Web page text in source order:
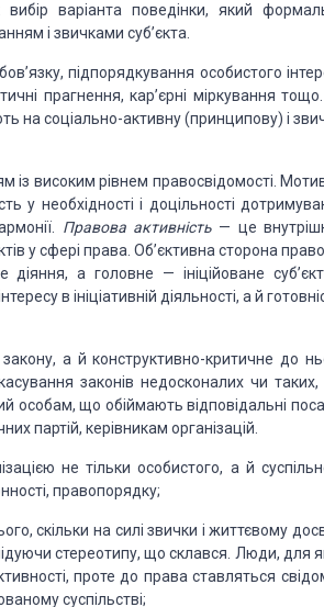
вибір варіанта поведінки, який фор­
і звичками суб’єкта.
підпорядкування особисто­го
прагнення, кар’єрні міркування
на соціально-активну (принципову) і
із високим рівнем правосвідомос­ті.
у необхідності і доцільнос­ті
Правоваактив­ність — це
у сфе­рі права. Об’єктивна сторона
діяння, а головне —ініційоване
в ініціативній діяльності, а й
а й конструктивно-критичне до
законів недосконалих чи
особам, що обіймають відпо­відальні
партій, керівни­кам організацій.
не тільки особистого, а й
правопорядку;
скільки на силі звички і життєвому
стереотипу, щосклався. Люди, для
проте до права ставляться
суспільстві;